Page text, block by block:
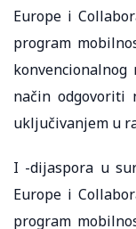
Europe i
program
način odgovoriti
uključivanjem u
I -dijaspora u
Europe i
program